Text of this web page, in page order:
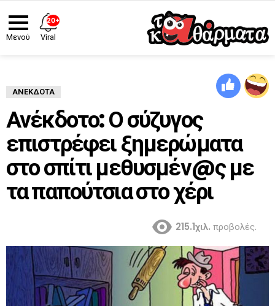
Μενού
ΑΝΈΚΔΟΤΑ
Ανέκδοτο: Ο σύζυγος
επιστρέφει ξημερώματα
στο σπίτι μεθυσμέν@ς με
τα παπούτσια στο χέρι
215.1χιλ. προβολές.
20+
Viral